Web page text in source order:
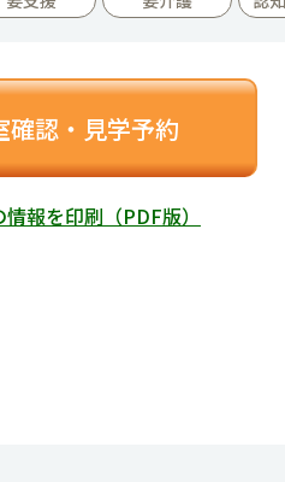
確認・見学予約
報を印刷（PDF版）